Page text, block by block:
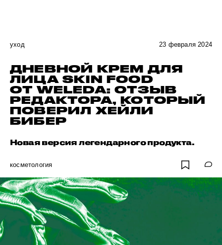
уход 23 февраля 2024
ДНЕВНОЙ КРЕМ ДЛЯ
ЛИЦА SKIN FOOD
ОТ WELEDA: ОТЗЫВ
РЕДАКТОРА, КОТОРЫЙ
ПОВЕРИЛ ХЕЙЛИ
БИБЕР
Новая версия легендарного продукта.
косметология